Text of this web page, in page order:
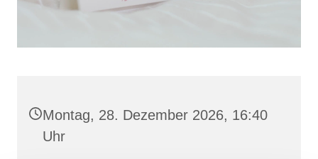
Montag, 28. Dezember 2026, 16:40
Uhr